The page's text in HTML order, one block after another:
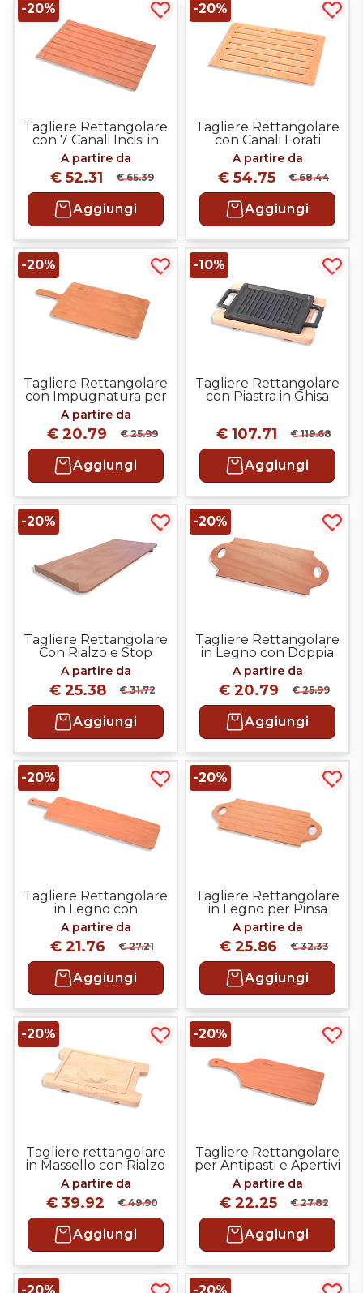
Tagliere Rettangolare
con 7 Canali Incisi in
Legno
A partire da
-20%
€ 52.31 € 65.39
Aggiungi
Acquista più tardi
Tagliere Rettangolare
con Canali Forati
A partire da
-20%
€ 54.75 € 68.44
Aggiungi
Tagliere Rettangolare
con Impugnatura per
Pinsa e Pizza
A partire da
-20%
€ 20.79 € 25.99
Aggiungi
Acquista più tardi
Tagliere Rettangolare
con Piastra in Ghisa
-10%
€ 107.71 € 119.68
Aggiungi
Tagliere Rettangolare
Con Rialzo e Stop
Anteriore
A partire da
-20%
€ 25.38 € 31.72
Aggiungi
Acquista più tardi
Tagliere Rettangolare
in Legno con Doppia
Impugnatura per
Pinsa Romana
A partire da
-20%
€ 20.79 € 25.99
Aggiungi
Tagliere Rettangolare
in Legno con
Impugnatura per
Aperitivi e Antipasti
A partire da
-20%
€ 21.76 € 27.21
Aggiungi
Acquista più tardi
Tagliere Rettangolare
in Legno per Pinsa
Romana con doppia
Impugnatura e Micro
Canali
A partire da
-20%
€ 25.86 € 32.33
Aggiungi
Tagliere rettangolare
in Massello con Rialzo
e Canale
A partire da
-20%
€ 39.92 € 49.90
Aggiungi
Acquista più tardi
Tagliere Rettangolare
per Antipasti e Apertivi
con Impugnatura
ampia
A partire da
-20%
€ 22.25 € 27.82
Aggiungi